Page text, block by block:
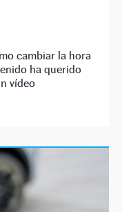
cambiar la hora
ha querido
vídeo